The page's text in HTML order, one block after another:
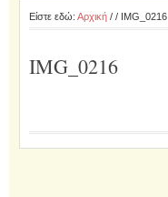
Είστε εδώ: Αρχική/ / IMG_0216
IMG_0216